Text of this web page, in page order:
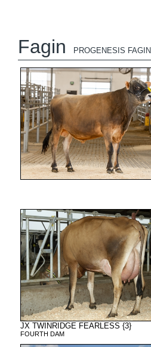
Fagin PROGENESIS FAGIN
JX TWINRIDGE FEARLESS {3}
FOURTH DAM